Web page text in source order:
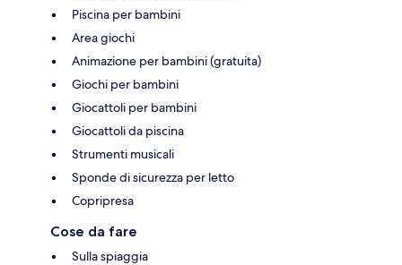
Piscina per bambini
Area giochi
Animazione per bambini (gratuita)
Giochi per bambini
Giocattoli per bambini
Giocattoli da piscina
Strumenti musicali
Sponde di sicurezza per letto
Copripresa
Cose da fare
Sulla spiaggia